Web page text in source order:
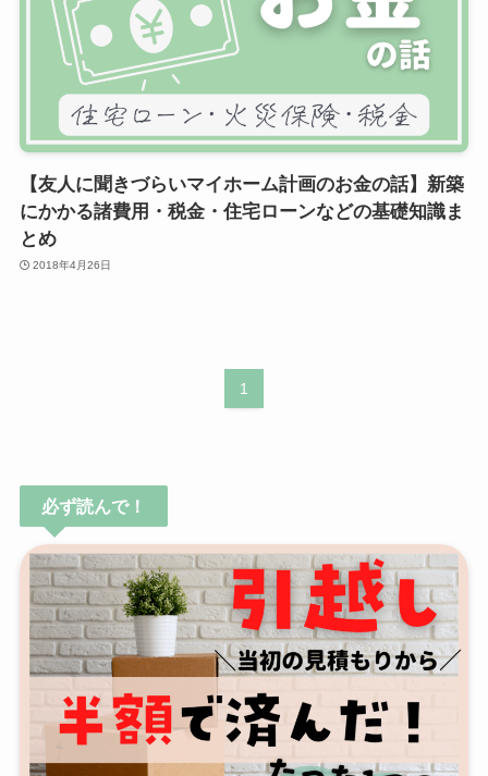
【友人に聞きづらいマイホーム計画のお金の話】新築
にかかる諸費用・税金・住宅ローンなどの基礎知識ま
とめ
2018年4月26日
1
必ず読んで！